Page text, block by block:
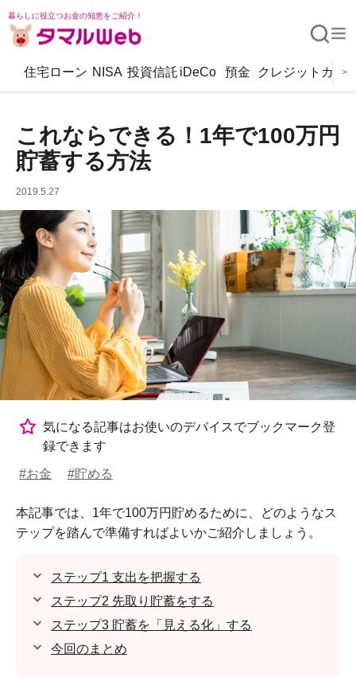
暮らしに役立つお金の知恵をご紹介！
住宅ローン NISA 投資信託 iDeCo 預金 クレジットカー
>
これならできる！1年で100万円
貯蓄する方法
2019.5.27
気になる記事はお使いのデバイスでブックマーク登
録できます
#お金 #貯める
本記事では、1年で100万円貯めるために、どのようなス
テップを踏んで準備すればよいかご紹介しましょう。
ステップ1 支出を把握する
ステップ2 先取り貯蓄をする
ステップ3 貯蓄を「見える化」する
今回のまとめ